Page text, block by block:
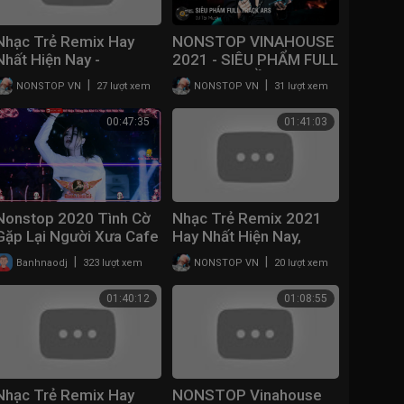
Trẻ Remix Hay
Hiện Nay -
Nonstop Vinahouse
- lk nhac tre remix
Gây Nghiện
NONSTOP VN 27 lượt xem
NONSTOP VINAHOUSE
2021 - SIÊU PHẨM FULL
TRACK HUYỀN THOẠI
ARS - DJ TÀI MUZIK -
NONSTOP PIMP REMIX
NONSTOP VN 31 lượt xem
00:47:35
2020 Tình Cờ
Lại Người Xưa Cafe
Cũ Cùng Vui Với Ai
- Vinahouse
Bay Phòng
Banhnaodj 323 lượt xem
01:41:03
Nhạc Trẻ Remix 2021
Hay Nhất Hiện Nay,
NONSTOP 2021 Bass
Cực Mạnh,Việt Mix Dj
Nonstop 2021
Vinahouse
NONSTOP VN 20 lượt xem
01:40:12
Trẻ Remix Hay
01:08:55
NONSTOP Vinahouse